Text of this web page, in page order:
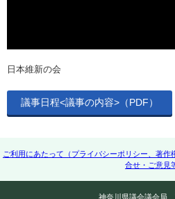
日本維新の会
議事日程<議事の内容>（PDF）
ご利用にあたって（プライバシーポリシー、著
合せ・ご意見
神奈川県議会議会局